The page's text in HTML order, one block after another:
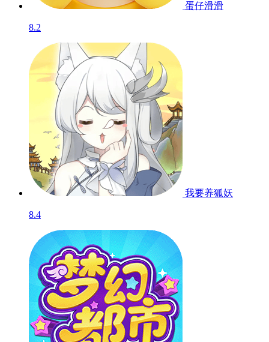
蛋仔滑滑
8.2
我要养狐妖
8.4